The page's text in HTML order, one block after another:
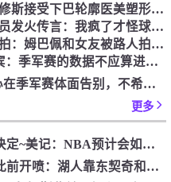
[体育视频]卧槽你是谁？维尼修斯接受下巴轮廓医美塑形，突然变
[世界杯]阿根廷总统回应对球员发火传言：我疯了才怪球员？全是
[体育头条]迈阿密真好玩！实拍：姆巴佩和女友被路人拍到在夜店
[今日视频]你认同吗❓️CBS嘉宾：季军赛的数据不应算进去，
【好看推荐】队报：德尚决心在季军赛体面告别，不希望以两连败收
更多
【体育资讯】詹姆斯已做出决定~美记：NBA预计会如期公布新赛
【集锦】没有老詹！帕金斯此前开喷：湖人靠东契奇和里夫斯没人会